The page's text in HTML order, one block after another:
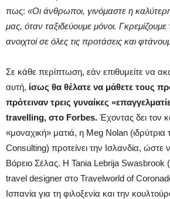
πως: «Οι άνθρωποι, γινόμαστε η
μας, όταν ταξιδεύουμε μόνοι. Γκρεμίζουμε
ανοιχτοί σε όλες τις προτάσεις και
Σε κάθε περίπτωση, εάν επιθυμείτε να
αυτή, ίσως θα θέλατε να μάθετε τους
πρότειναν τρεις γυναίκες
travelling, στο Forbes. Έχοντας δει τον
«μοναχική» ματιά, η Meg Nolan
Consulting) προτείνει την Ισλανδία, ώστε
Βόρειο Σέλας. Η Tania Lebrija Swasbrook
travel designer στο Travelworld of
Ισπανία για τη φιλοξενία και την